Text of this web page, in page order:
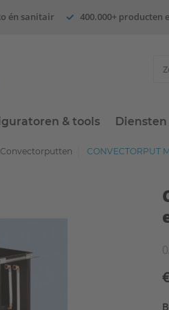
én sanitair 400.000+ producten
& tools Diensten
Convectorputten CONVECTORPUT